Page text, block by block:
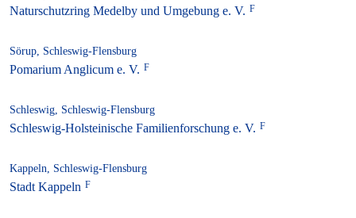
Naturschutzring Medelby und Umgebung e. V.
Sörup, Schleswig-Flensburg
Pomarium Anglicum e. V.
Schleswig, Schleswig-Flensburg
Schleswig-Holsteinische Familienforschung e. V.
Kappeln, Schleswig-Flensburg
Stadt Kappeln